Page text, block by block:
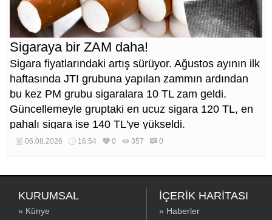
Sigaraya bir ZAM daha!
Sigara fiyatlarındaki artış sürüyor. Ağustos ayının ilk
haftasında JTI grubuna yapılan zammın ardından
bu kez PM grubu sigaralara 10 TL zam geldi.
Güncellemeyle gruptaki en ucuz sigara 120 TL, en
pahalı sigara ise 140 TL'ye yükseldi.
06.08.2026 16:54 0 357 0
KURUMSAL
» Künye
İÇERİK HARİTASI
» Haberler